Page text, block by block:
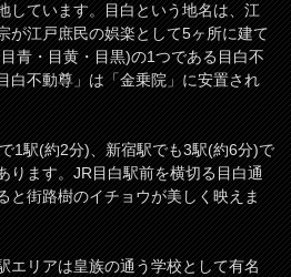
しています。目白という地名は、江
が江戸庶民の娯楽として5ヶ所に建て
青・目黄・目黒)の1つである目白不
白不動尊」は「金乗院」に安置され
1駅(約2分)、新宿駅でも3駅(約6分)で
ります。JR目白駅前を横切る目白通
と街路樹のイチョウが美しく映えま
エリアは皇族の通う学校として有名